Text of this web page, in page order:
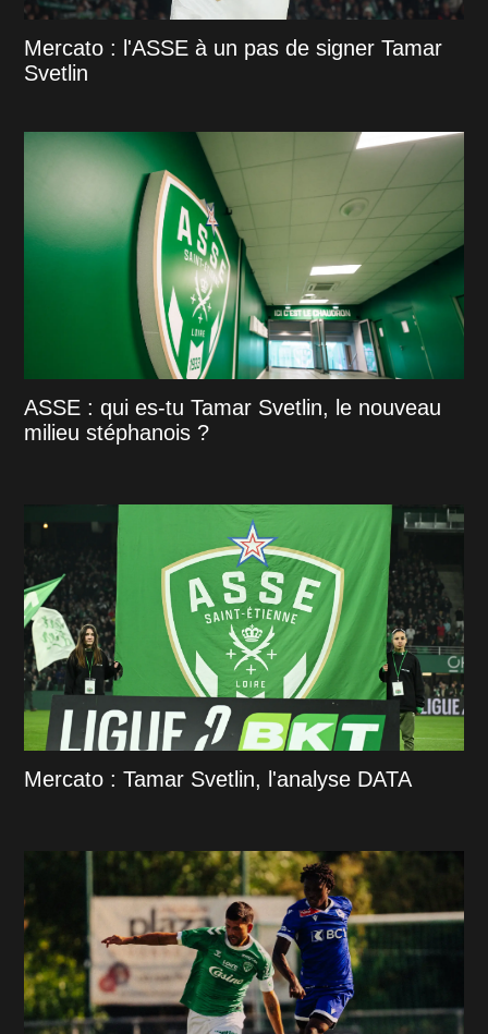
Mercato : l'ASSE à un pas de signer Tamar
Svetlin
ASSE : qui es-tu Tamar Svetlin, le nouveau
milieu stéphanois ?
Mercato : Tamar Svetlin, l'analyse DATA